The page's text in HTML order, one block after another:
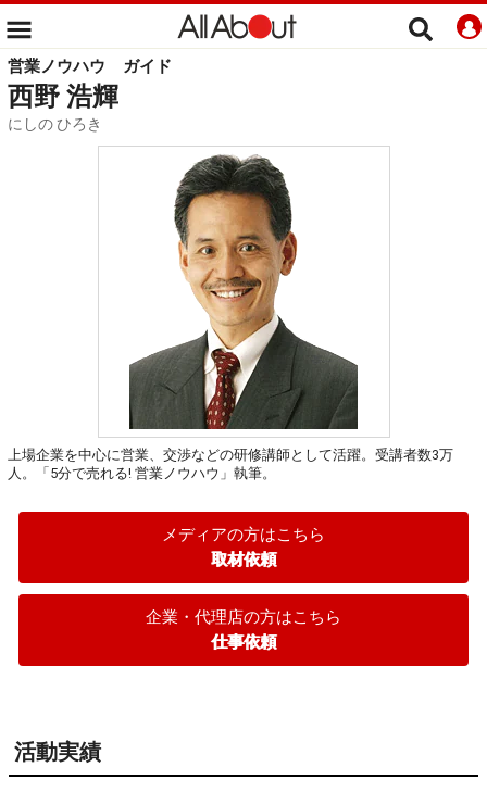
営業ノウハウ ガイド
西野 浩輝
にしの ひろき
上場企業を中心に営業、交渉などの研修講師として活躍。受講者数3万
人。「5分で売れる! 営業ノウハウ」執筆。
メディアの方はこちら
取材依頼
企業・代理店の方はこちら
仕事依頼
活動実績